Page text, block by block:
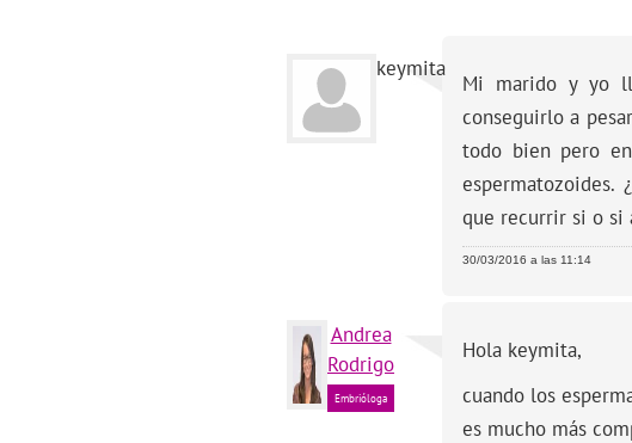
keymita
Mi marido y yo
conseguirlo a
todo bien pero
espermatozoides.
que recurrir si o si
30/03/2016 a las 11:14
Andrea
Rodrigo
Embrióloga
Hola keymita,
cuando los
es mucho más